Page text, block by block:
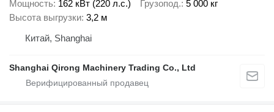
Мощность 162 кВт (220 л.с.) Грузопод. 5 000 кг
Высота выгрузки 3,2 м
Китай, Shanghai
Shanghai Qirong Machinery Trading Co., Ltd